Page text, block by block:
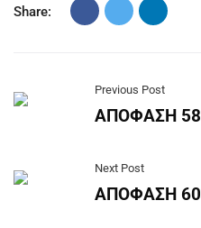
Share:
Previous Post
ΑΠΟΦΑΣΗ 58
Next Post
ΑΠΟΦΑΣΗ 60